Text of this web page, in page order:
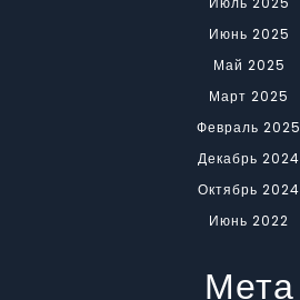
Июнь 2025
Май 2025
Март 2025
Февраль 2025
Декабрь 2024
Октябрь 2024
Июнь 2022
Мета